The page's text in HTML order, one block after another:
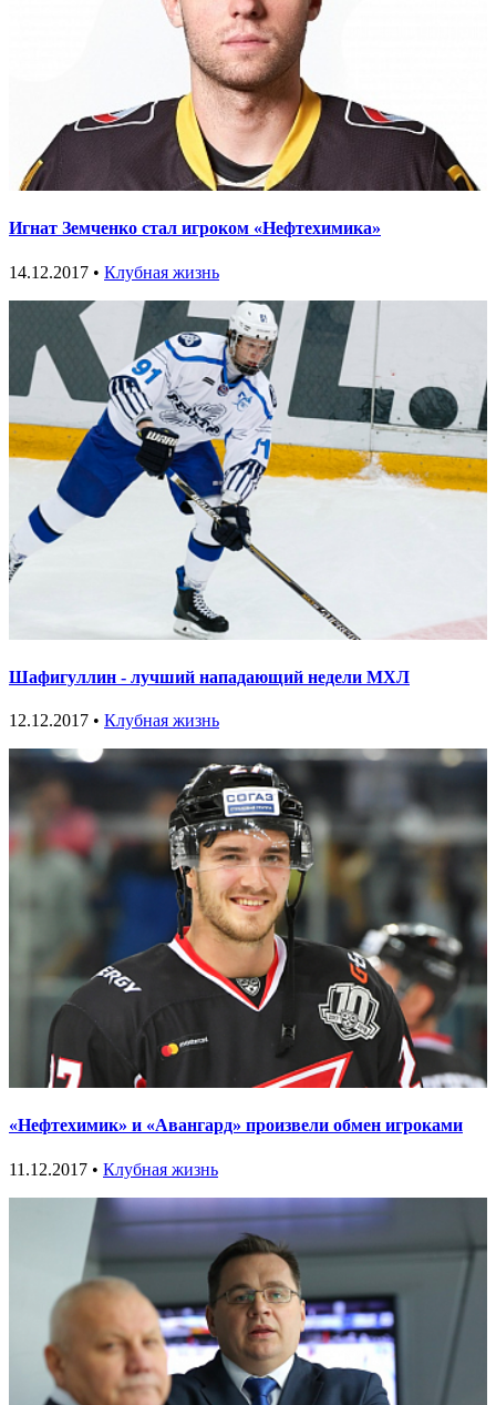
Игнат Земченко стал игроком «Нефтехимика»
14.12.2017 • Клубная жизнь
Шафигуллин - лучший нападающий недели МХЛ
12.12.2017 • Клубная жизнь
«Нефтехимик» и «Авангард» произвели обмен игроками
11.12.2017 • Клубная жизнь